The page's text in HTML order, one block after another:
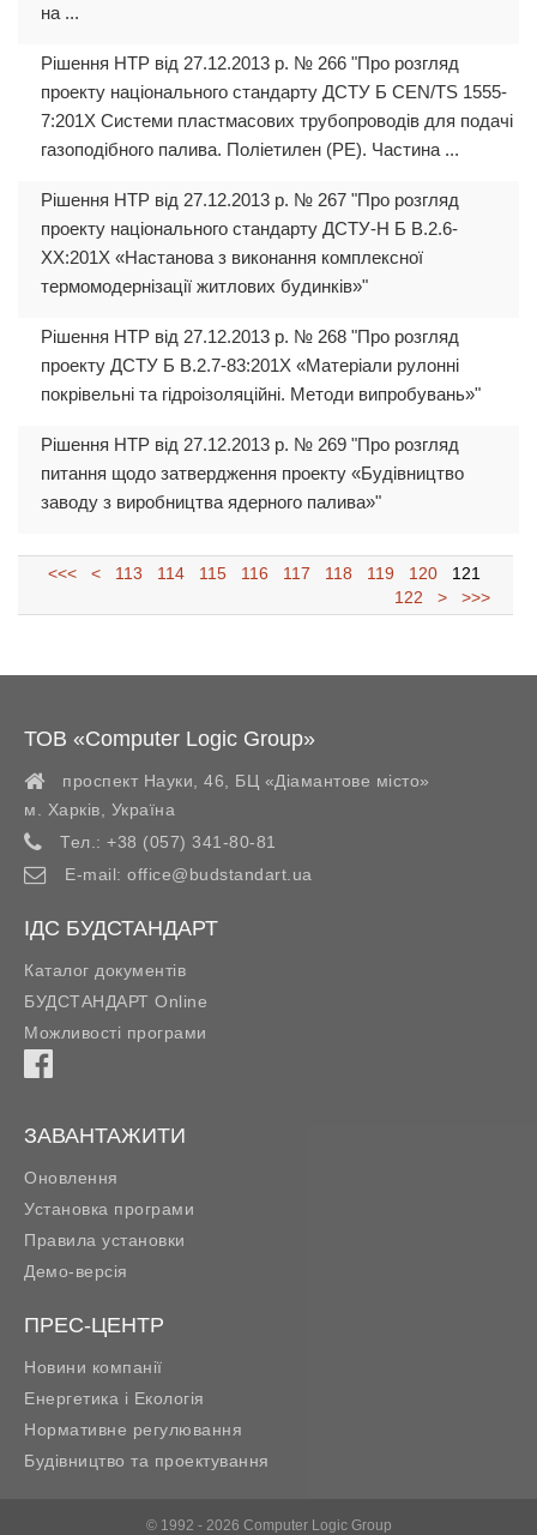
на ...
Рішення НТР від 27.12.2013 р. № 266 "Про розгляд
проекту національного стандарту ДСТУ Б CEN/TS 1555-
7:201Х Системи пластмасових трубопроводів для подачі
газоподібного палива. Поліетилен (РЕ). Частина ...
Рішення НТР від 27.12.2013 р. № 267 "Про розгляд
проекту національного стандарту ДСТУ-Н Б В.2.6-
ХХ:201Х «Настанова з виконання комплексної
термомодернізації житлових будинків»"
Рішення НТР від 27.12.2013 р. № 268 "Про розгляд
проекту ДСТУ Б В.2.7-83:201Х «Матеріали рулонні
покрівельні та гідроізоляційні. Методи випробувань»"
Рішення НТР від 27.12.2013 р. № 269 "Про розгляд
питання щодо затвердження проекту «Будівництво
заводу з виробництва ядерного палива»"
<<< < 113 114 115 116 117 118 119 120
121
122
> >>>
ТОВ «Computer Logic Group»
проспект Науки, 46, БЦ «Діамантове місто»
м. Харків
Україна
Тел.: +38 (057) 341-80-81
E-mail: office@budstandart.ua
ІДС БУДСТАНДАРТ
Каталог документів
БУДСТАНДАРТ Online
Можливості програми
ЗАВАНТАЖИТИ
Оновлення
Установка програми
Правила установки
Демо-версія
ПРЕС-ЦЕНТР
Новини компанії
Енергетика і Екологія
Нормативне регулювання
Будівництво та проектування
© 1992 - 2026 Computer Logic Group